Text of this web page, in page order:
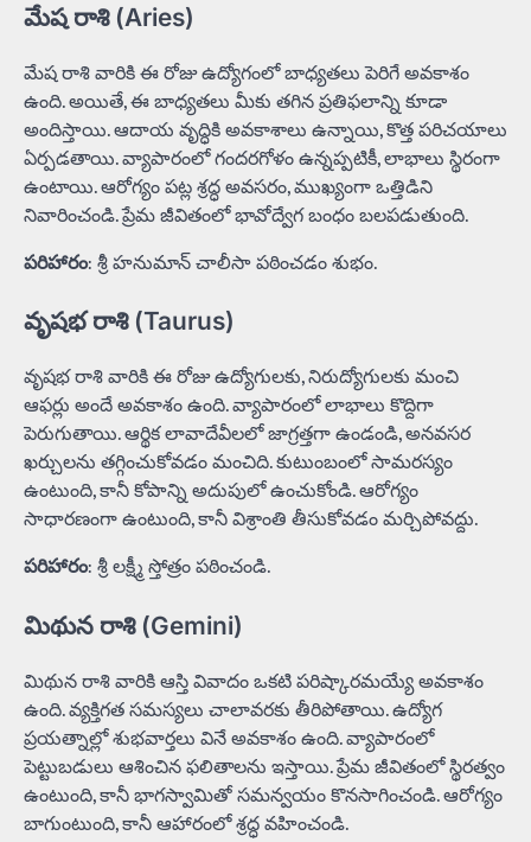
మేష రాశి (Aries)
మేష రాశి వారికి ఈ రోజు ఉద్యోగంలో బాధ్యతలు పెరిగే అవకాశం
ఉంది. అయితే, ఈ బాధ్యతలు మీకు తగిన ప్రతిఫలాన్ని కూడా
అందిస్తాయి. ఆదాయ వృద్ధికి అవకాశాలు ఉన్నాయి, కొత్త పరిచయాలు
ఏర్పడతాయి. వ్యాపారంలో గందరగోళం ఉన్నప్పటికీ, లాభాలు స్థిరంగా
ఉంటాయి. ఆరోగ్యం పట్ల శ్రద్ధ అవసరం, ముఖ్యంగా ఒత్తిడిని
నివారించండి. ప్రేమ జీవితంలో భావోద్వేగ బంధం బలపడుతుంది.
పరిహారం: శ్రీ హనుమాన్ చాలీసా పఠించడం శుభం.
వృషభ రాశి (Taurus)
వృషభ రాశి వారికి ఈ రోజు ఉద్యోగులకు, నిరుద్యోగులకు మంచి
ఆఫర్లు అందే అవకాశం ఉంది. వ్యాపారంలో లాభాలు కొద్దిగా
పెరుగుతాయి. ఆర్థిక లావాదేవీలలో జాగ్రత్తగా ఉండండి, అనవసర
ఖర్చులను తగ్గించుకోవడం మంచిది. కుటుంబంలో సామరస్యం
ఉంటుంది, కానీ కోపాన్ని అదుపులో ఉంచుకోండి. ఆరోగ్యం
సాధారణంగా ఉంటుంది, కానీ విశ్రాంతి తీసుకోవడం మర్చిపోవద్దు.
పరిహారం: శ్రీ లక్ష్మీ స్తోత్రం పఠించండి.
మిథున రాశి (Gemini)
మిథున రాశి వారికి ఆస్తి వివాదం ఒకటి పరిష్కారమయ్యే అవకాశం
ఉంది. వ్యక్తిగత సమస్యలు చాలావరకు తీరిపోతాయి. ఉద్యోగ
ప్రయత్నాల్లో శుభవార్తలు వినే అవకాశం ఉంది. వ్యాపారంలో
పెట్టుబడులు ఆశించిన ఫలితాలను ఇస్తాయి. ప్రేమ జీవితంలో స్థిరత్వం
ఉంటుంది, కానీ భాగస్వామితో సమన్వయం కొనసాగించండి. ఆరోగ్యం
బాగుంటుంది, కానీ ఆహారంలో శ్రద్ధ వహించండి.